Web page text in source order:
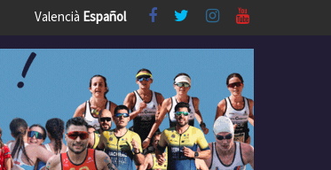
Valencià Español